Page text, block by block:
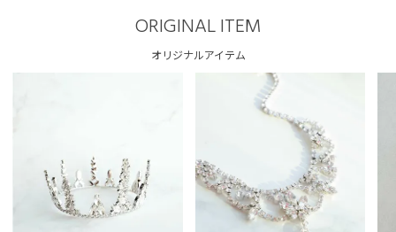
ORIGINAL ITEM
オリジナルアイテム